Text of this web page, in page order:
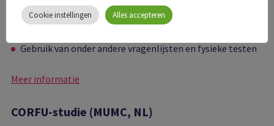
Patiënten die in het ziekenhuis zijn opgenomen
Ongeveer 400 patiënten doen mee
Gebruik van onder andere vragenlijsten en fysieke testen
Meer informatie
CORFU-studie (MUMC, NL)
Cookie instellingen Alles accepteren